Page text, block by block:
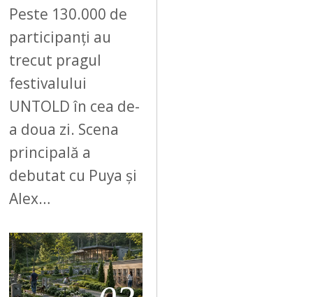
Peste 130.000 de
participanți au
trecut pragul
festivalului
UNTOLD în cea de-
a doua zi. Scena
principală a
debutat cu Puya și
Alex…